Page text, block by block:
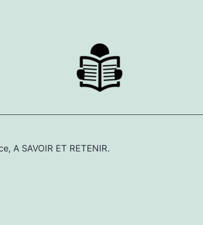
A SAVOIR ET RETENIR.